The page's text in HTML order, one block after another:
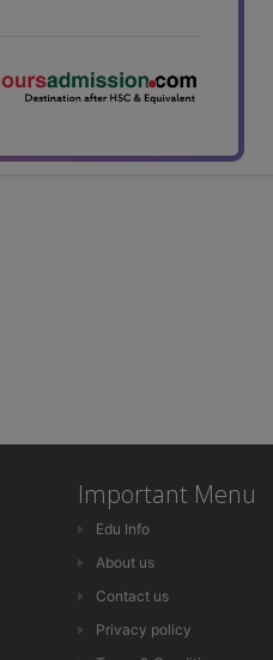
Important Menu
Edu Info
About us
Contact us
Privacy policy